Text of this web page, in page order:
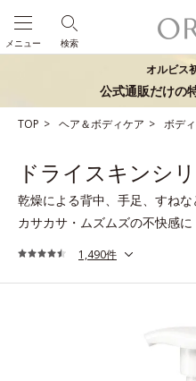
検索
メニュー
オルビス
公式通販だけの
TOP ヘア＆ボディケア ボデ
ドライスキンシ
乾燥による背中、手足、すねな
カサカサ・ムズムズの不快感に
1,490件